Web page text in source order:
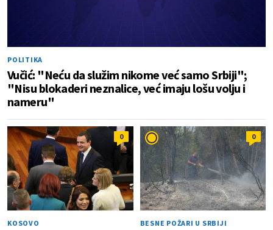
POLITIKA
Vučić: "Neću da služim nikome već samo Srbiji";
"Nisu blokaderi neznalice, već imaju lošu volju i
nameru"
0
KOSOVO
0
BESNE POŽARI U SRBIJI